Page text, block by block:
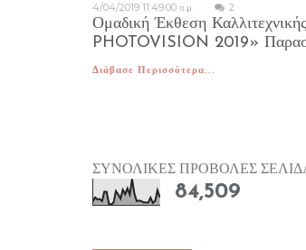
4/04/2019 11:49:00 π.μ. 2
Ομαδική Έκθεση
PHOTOVISION 2019»
Διάβασε Περισσότερα...
ΣΥΝΟΛΙΚΕΣ ΠΡΟΒΟΛΕΣ
84,509